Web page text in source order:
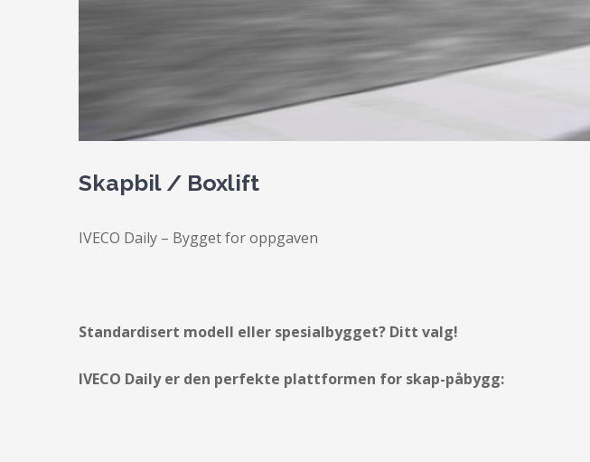
Skapbil / Boxlift
IVECO Daily – Bygget for oppgaven
Standardisert modell eller spesialbygget? Ditt valg!
IVECO Daily er den perfekte plattformen for skap-påbygg: